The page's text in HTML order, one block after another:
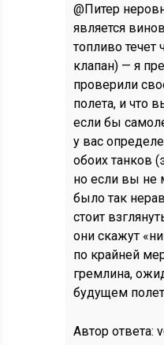
@Питер
является
топливо
клапан) — я
проверили
полета, и что
если бы
у вас
обоих танков
но если вы не
было так
стоит
они скажут
по крайней
гремлина,
будущем
Автор ответа: